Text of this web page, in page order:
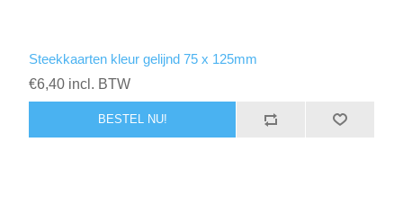
Steekkaarten kleur gelijnd 75 x 125mm
€6,40 incl. BTW